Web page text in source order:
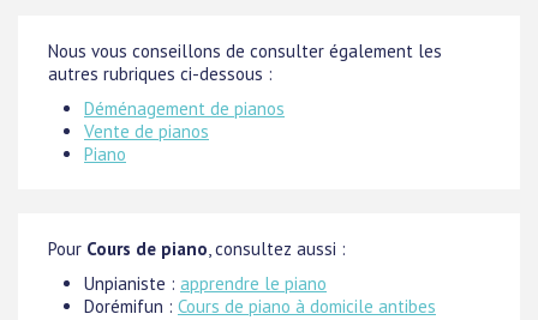
Nous vous conseillons de consulter également les
autres rubriques ci-dessous :
Déménagement de pianos
Vente de pianos
Piano
Pour Cours de piano, consultez aussi :
Unpianiste : apprendre le piano
Dorémifun : Cours de piano à domicile antibes